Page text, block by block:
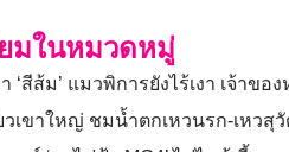
มในหมวดหมู่
‘สีส้ม’ แมวพิการยังไร้เงา เจ้าข
วเขาใหญ่ ชมน้ำตกเหวนรก-เหว